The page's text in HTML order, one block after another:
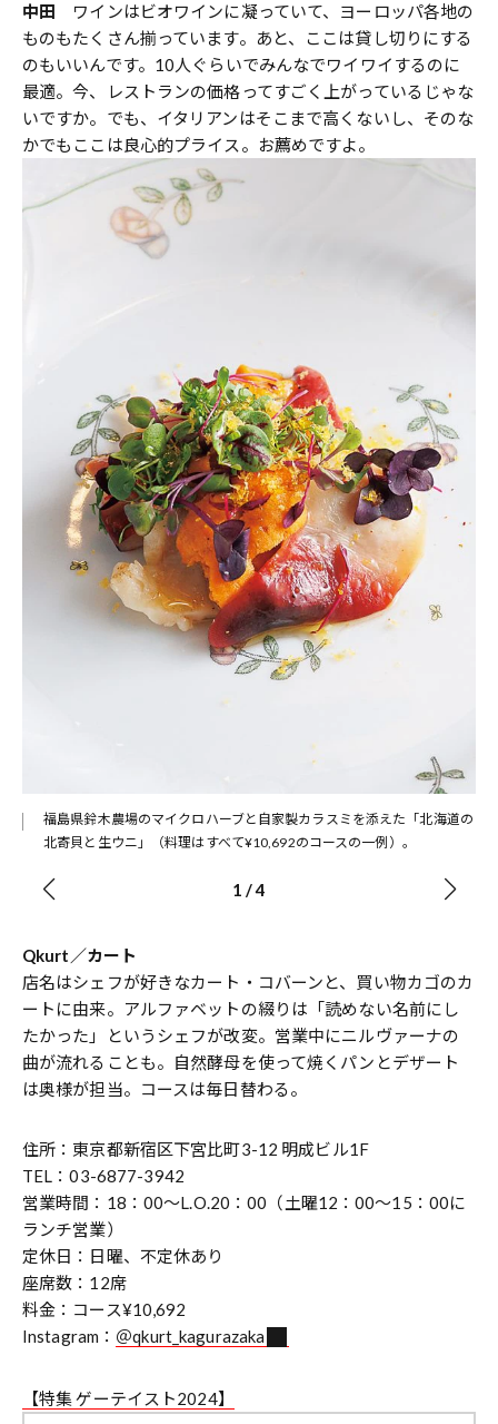
中田 ワインはビオワインに凝っていて、ヨーロッパ各地の
ものもたくさん揃っています。あと、ここは貸し切りにする
のもいいんです。10人ぐらいでみんなでワイワイするのに
最適。今、レストランの価格ってすごく上がっているじゃな
いですか。でも、イタリアンはそこまで高くないし、そのな
かでもここは良心的プライス。お薦めですよ。
福島県鈴木農場のマイクロハーブと自家製カラスミを添えた「北海道の
北寄貝と生ウニ」（料理はすべて¥10,692のコースの一例）。
1 /4
Qkurt／カート
店名はシェフが好きなカート・コバーンと、買い物カゴのカ
ートに由来。アルファベットの綴りは「読めない名前にし
たかった」というシェフが改変。営業中にニルヴァーナの
曲が流れることも。自然酵母を使って焼くパンとデザート
は奥様が担当。コースは毎日替わる。
住所：東京都新宿区下宮比町3-12 明成ビル1F
TEL：03-6877-3942
営業時間：18：00～L.O.20：00（土曜12：00～15：00に
ランチ営業）
定休日：日曜、不定休あり
座席数：12席
料金：コース¥10,692
Instagram： ＠qkurt_kagurazaka
【特集 ゲーテイスト2024】